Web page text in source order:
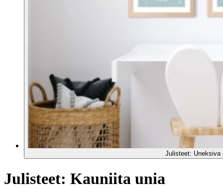
Julisteet: Uneksiva
Julisteet: Kauniita unia